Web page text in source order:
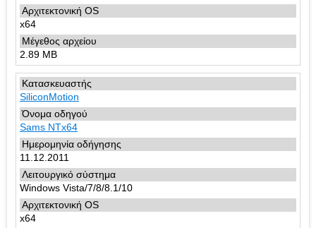
x64
2.89 MB
SiliconMotion
Sams NTx64
11.12.2011
Windows Vista/7/8/8.1/10
x64